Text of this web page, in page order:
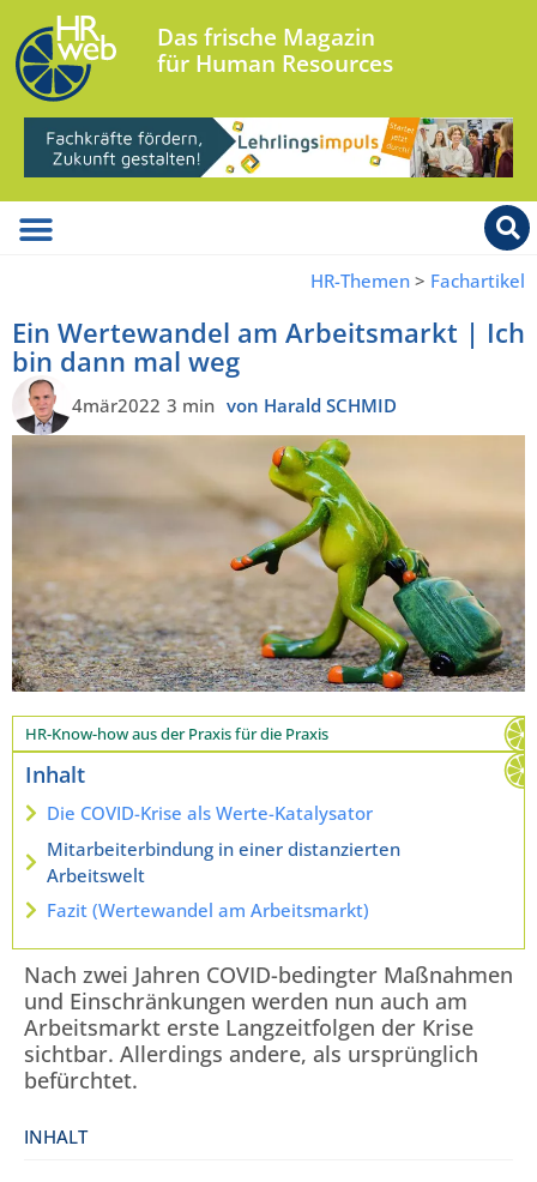
Das frische Magazin
für Human Resources
HR-Themen > Fachartikel
Ein Wertewandel am Arbeitsmarkt | Ich
bin dann mal weg
4mär2022 3 min von Harald SCHMID
HR-Know-how aus der Praxis für die Praxis
Inhalt
Die COVID-Krise als Werte-Katalysator
Mitarbeiterbindung in einer distanzierten
Arbeitswelt
Fazit (Wertewandel am Arbeitsmarkt)
Nach zwei Jahren COVID-bedingter Maßnahmen
und Einschränkungen werden nun auch am
Arbeitsmarkt erste Langzeitfolgen der Krise
sichtbar. Allerdings andere, als ursprünglich
befürchtet.
INHALT